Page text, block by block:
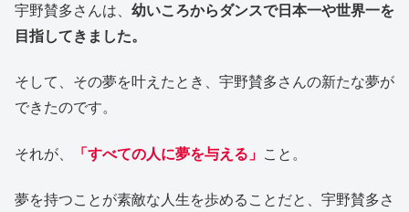
宇野賛多さんは、 幼いころからダンスで日本一や世界一を
目指してきました。
そして、その夢を叶えたとき、宇野賛多さんの新たな夢が
できたのです。
それが、 「すべての人に夢を与える」 こと。
夢を持つことが素敵な人生を歩めることだと、宇野賛多さ